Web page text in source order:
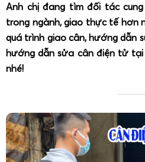
Anh chị đang tìm đối tác
trong ngành, giao thực tế hơn
quá trình giao cân, hướng dẫn
hướng dẫn sửa cân điện tử tại
nhé!